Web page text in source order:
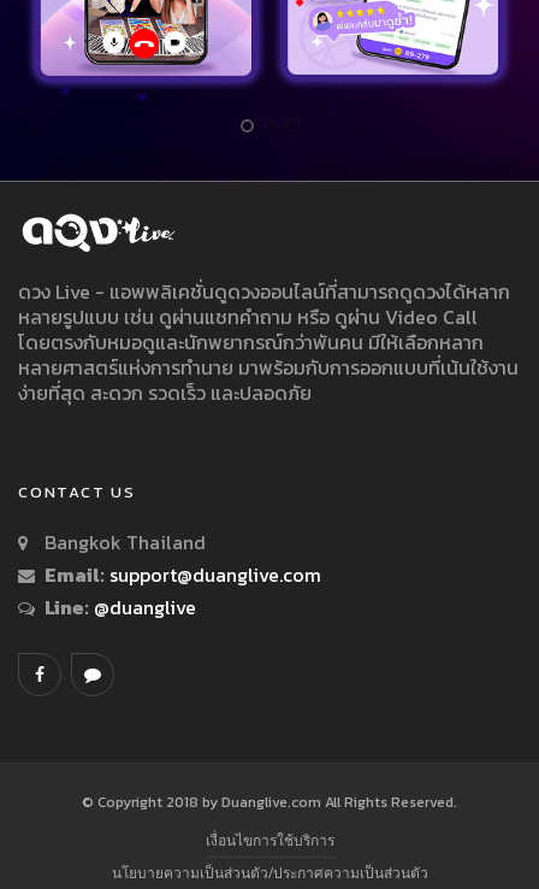
ดวง Live - แอพพลิเคชั่นดูดวงออนไลน์ที่สามารถดูดวงได้หลาก
หลายรูปแบบ เช่น ดูผ่านแชทคำถาม หรือ ดูผ่าน Video Call
โดยตรงกับหมอดูและนักพยากรณ์กว่าพันคน มีให้เลือกหลาก
หลายศาสตร์แห่งการทำนาย มาพร้อมกับการออกแบบที่เน้นใช้งาน
ง่ายที่สุด สะดวก รวดเร็ว และปลอดภัย
CONTACT US
Bangkok Thailand
Email: support@duanglive.com
Line: @duanglive
© Copyright 2018 by Duanglive.com All Rights Reserved.
เงื่อนไขการใช้บริการ
นโยบายความเป็นส่วนตัว/ประกาศความเป็นส่วนตัว